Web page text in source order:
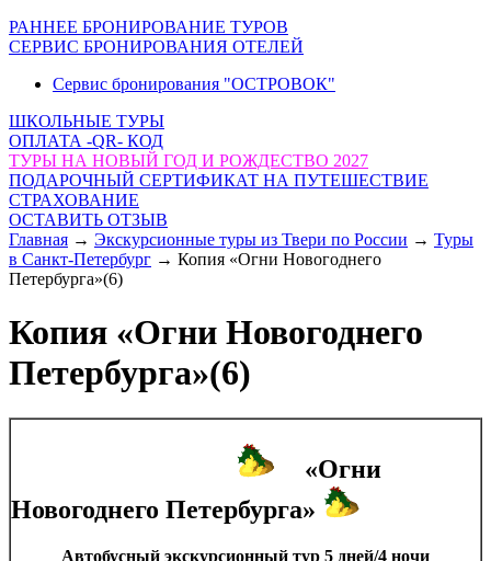
РАННЕЕ БРОНИРОВАНИЕ ТУРОВ
СЕРВИС БРОНИРОВАНИЯ ОТЕЛЕЙ
Сервис бронирования "ОСТРОВОК"
ШКОЛЬНЫЕ ТУРЫ
ОПЛАТА -QR- КОД
ТУРЫ НА НОВЫЙ ГОД И РОЖДЕСТВО 2027
ПОДАРОЧНЫЙ СЕРТИФИКАТ НА ПУТЕШЕСТВИЕ
СТРАХОВАНИЕ
ОСТАВИТЬ ОТЗЫВ
Главная → Экскурсионные туры из Твери по России → Туры
в Санкт-Петербург → Копия «Огни Новогоднего
Петербурга»(6)
Копия «Огни Новогоднего
Петербурга»(6)
«Огни
Новогоднего Петербурга»
Автобусный экскурсионный тур 5 дней/4 ночи